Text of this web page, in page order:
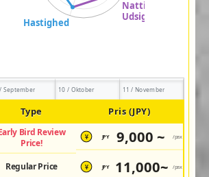
September 10 / Oktober 11 / November
Type Pris (JPY)
Bird Review
Price!
¥ JPY 9,000 ~ /pax
Regular Price ¥ JPY 11,000~ /pax